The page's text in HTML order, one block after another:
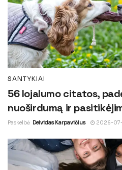
SANTYKIAI
56 lojalumo citatos,
nuoširdumą ir
Paskelbė Deividas Karpavičius 2026-